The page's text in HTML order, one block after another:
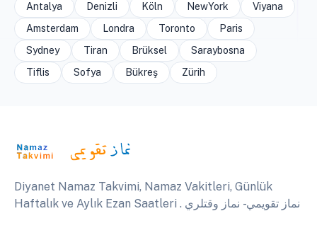
Antalya
Denizli Köln NewYork
Viyana
Amsterdam
Londra Toronto
Paris
Sydney
Tiran Brüksel
Saraybosna
Tiflis
Sofya Bükreş Zürih
Diyanet Namaz Takvimi, Namaz Vakitleri, Günlük
Haftalık ve Aylık Ezan Saatleri . نماز تقويمي - نماز وقتلري